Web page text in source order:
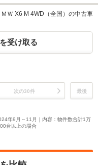
ＭＷ X6 M 4WD（全国）の中古車
受け取る
次の30件 最後
年9月～11月｜内容：物件数合計1万
台以上の場合